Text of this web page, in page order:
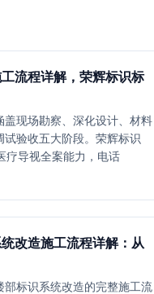
流程详解，荣辉标识标
盖现场勘察、深化设计、材料
试验收五大阶段。荣辉标识
疗导视全案能力，电话
改造施工流程详解：从
部标识系统改造的完整施工流